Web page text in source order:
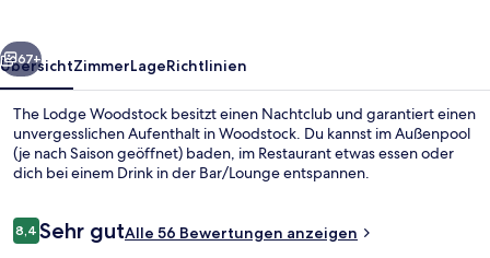
Weiter
67+
ÜbersichtZimmerLageRichtlinien
The Lodge Woodstock besitzt einen Nachtclub und garantiert einen
unvergesslichen Aufenthalt in Woodstock. Du kannst im Außenpool
(je nach Saison geöffnet) baden, im Restaurant etwas essen oder
dich bei einem Drink in der Bar/Lounge entspannen.
Bewertungen
8,48,4 von 10.
Sehr gutAlle 56 Bewertungen anzeigen